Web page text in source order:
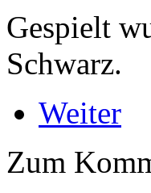
Gespielt
Schwarz.
Weiter
Zum